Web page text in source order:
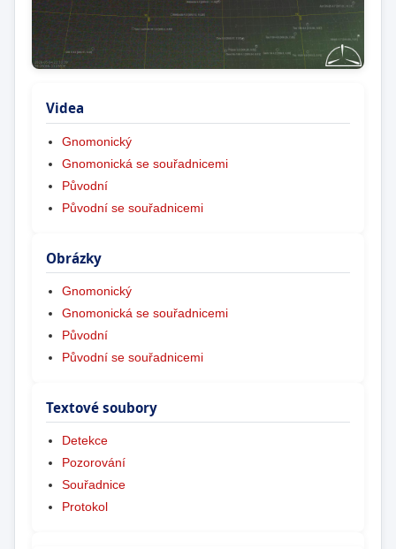
Videa
Gnomonický
Gnomonická se souřadnicemi
Původní
Původní se souřadnicemi
Obrázky
Gnomonický
Gnomonická se souřadnicemi
Původní
Původní se souřadnicemi
Textové soubory
Detekce
Pozorování
Souřadnice
Protokol